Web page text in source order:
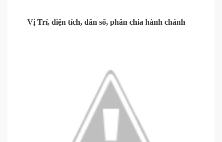
Vị Trí, diện tích, dân số, phân chia hành chánh